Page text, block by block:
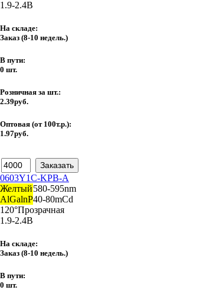
1.9-2.4В
На складе:
Заказ (8-10 недель.)
В пути:
0 шт.
Розничная за шт.:
2.39руб.
Оптовая (от 100т.р.):
1.97руб.
0603Y1C-KPB-A
Желтый
AlGalnP
580-595nm
40-80mCd
120°Прозрачная
1.9-2.4В
На складе:
Заказ (8-10 недель.)
В пути:
0 шт.